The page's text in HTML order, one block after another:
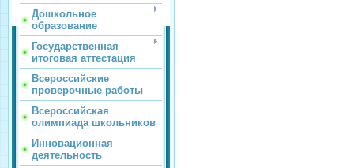
Дошкольное
образование
Государственная
итоговая аттестация
Всероссийские
проверочные работы
Всероссийская
олимпиада школьников
Инновационная
деятельность